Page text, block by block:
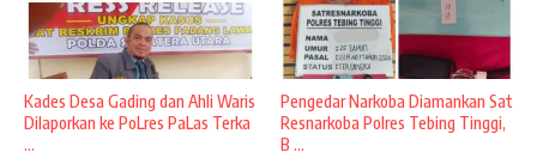
Kades Desa Gading dan Ahli Waris
Dilaporkan ke PoLres PaLas Terka
...
Pengedar Narkoba Diamankan Sat
Resnarkoba Polres Tebing Tinggi,
B ...